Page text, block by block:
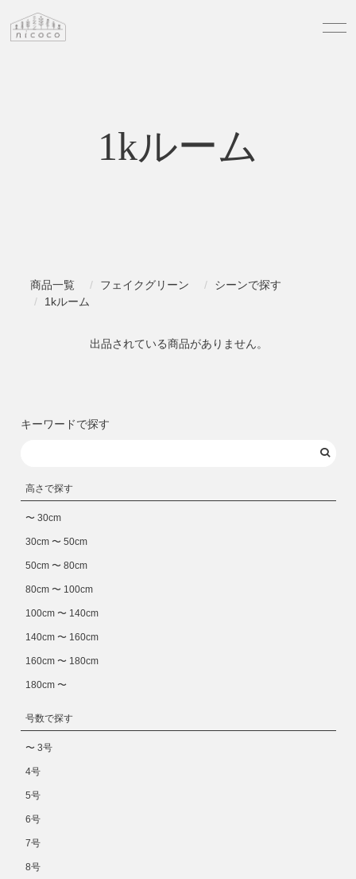
1kルーム
商品一覧 フェイクグリーン
シーンで探す
1kルーム
出品されている商品がありません。
キーワードで探す
高さで探す
〜 30cm
30cm 〜 50cm
50cm 〜 80cm
80cm 〜 100cm
100cm 〜 140cm
140cm 〜 160cm
160cm 〜 180cm
180cm 〜
号数で探す
〜 3号
4号
5号
6号
7号
8号